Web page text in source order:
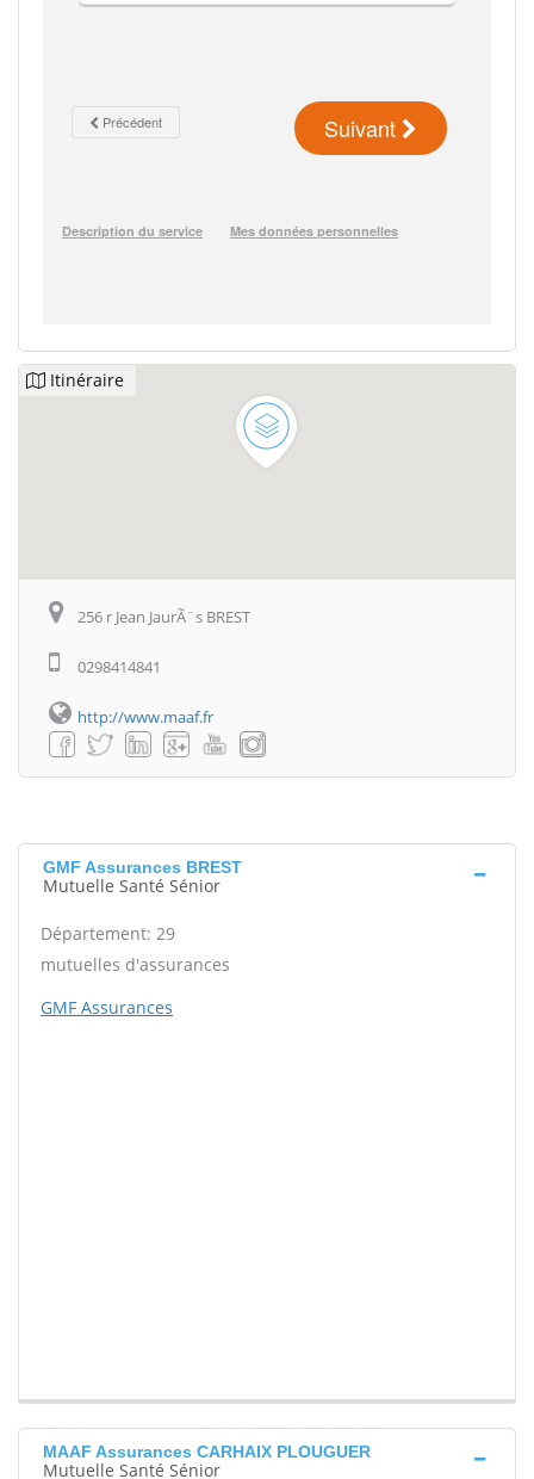
Itinéraire
256 r Jean JaurÃ¨s BREST
0298414841
http://www.maaf.fr
GMF Assurances BREST
Mutuelle Santé Sénior
Département: 29
mutuelles d'assurances
GMF Assurances
MAAF Assurances CARHAIX PLOUGUER
Mutuelle Santé Sénior